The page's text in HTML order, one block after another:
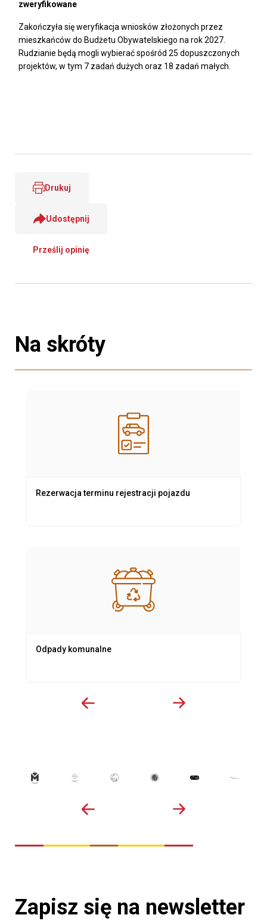
zweryfikowane
Zakończyła się weryfikacja wniosków złożonych przez
mieszkańców do Budżetu Obywatelskiego na rok 2027.
Rudzianie będą mogli wybierać spośród 25 dopuszczonych
projektów, w tym 7 zadań dużych oraz 18 zadań małych.
Drukuj
Udostępnij
Prześlij opinię
Na skróty
Rezerwacja terminu rejestracji pojazdu
Odpady komunalne
Zapisz się na newsletter